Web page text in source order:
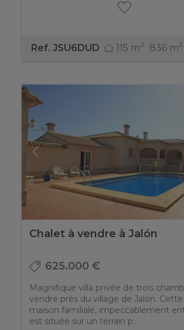
Ref. JSU6DUD 115 m2 836 m2
Chalet à vendre à Jalón
625.000 €
Magnifique villa privée de trois
vendre près du village de Jalón.
maison familiale, impeccablement
est située sur un terrain p...